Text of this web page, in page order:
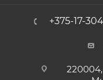
+375-17-